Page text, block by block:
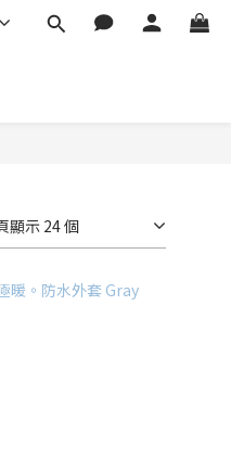
顯示 24 個